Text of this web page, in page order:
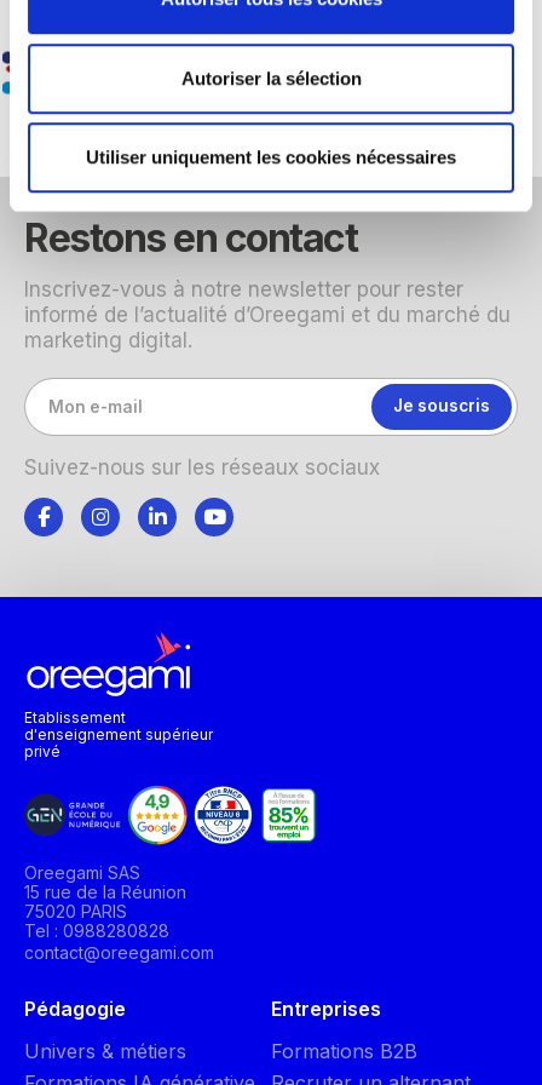
Autoriser la sélection
Utiliser uniquement les cookies nécessaires
Restons en contact
Inscrivez-vous à notre newsletter pour rester
informé de l’actualité d’Oreegami et du marché du
marketing digital.
Suivez-nous sur les réseaux sociaux
Etablissement
d'enseignement supérieur
privé
Oreegami SAS
15 rue de la Réunion
75020 PARIS
Tel : 0988280828
contact@oreegami.com
Pédagogie
Univers & métiers
Entreprises
Formations B2B